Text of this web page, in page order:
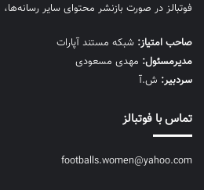
فوتبالز در صورت بازنشر محتوای سایر
صاحب امتیاز: شبکه مستند آپارات
مديرمسئول: مهدی مسعودی
سردبیر: ش.آ
تماس با فوتبالز
footballs.women@yahoo.com